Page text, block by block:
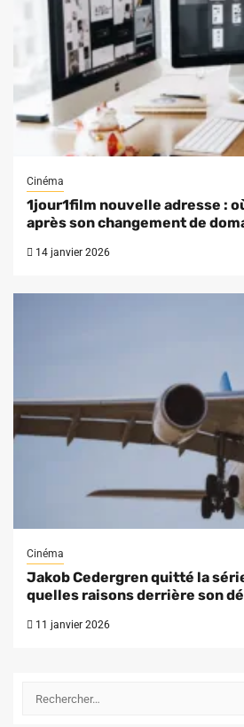
Cinéma
1jour1film nouvelle adresse :
après son changement de
14 janvier 2026
Cinéma
Jakob Cedergren quitté la
quelles raisons derrière son
11 janvier 2026
Rechercher :